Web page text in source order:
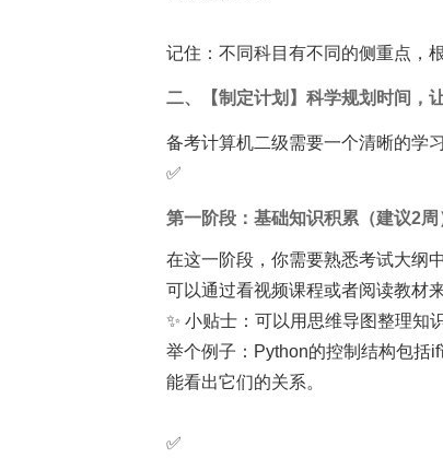
记住：不同科目有不同的侧重点，
二、【制定计划】科学规划时间，
备考计算机二级需要一个清晰的学
✅
第一阶段：基础知识积累（建议2周
在这一阶段，你需要熟悉考试大纲
可以通过看视频课程或者阅读教材
✨ 小贴士：可以用思维导图整理知
举个例子：Python的控制结构包括
能看出它们的关系。
✅